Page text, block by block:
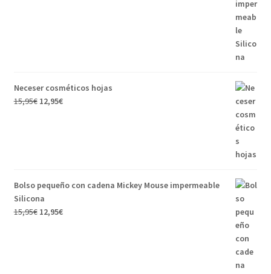
Neceser cosméticos hojas
15,95€ 12,95€
Bolso pequeño con cadena Mickey Mouse impermeable
Silicona
15,95€ 12,95€